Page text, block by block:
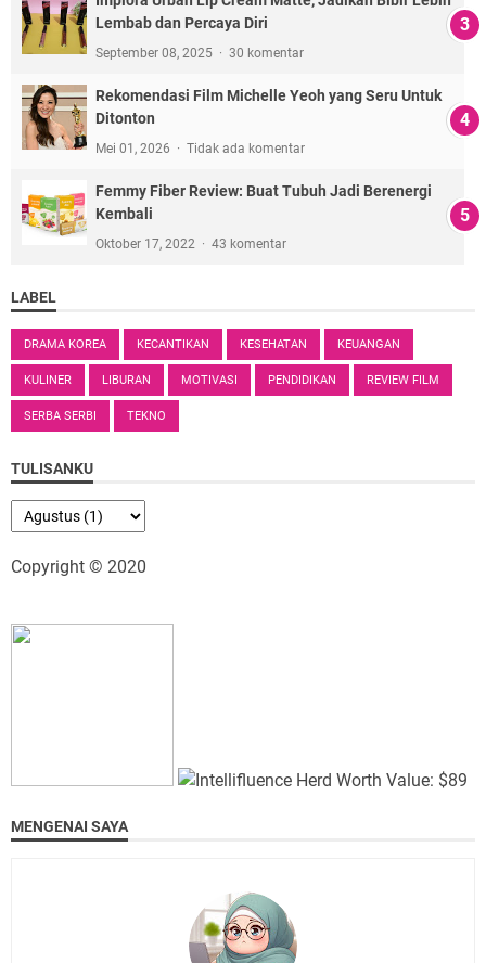
Lembab dan Percaya Diri
September 08, 2025 30 komentar
Rekomendasi Film Michelle Yeoh yang Seru Untuk
Ditonton
Mei 01, 2026 Tidak ada komentar
Femmy Fiber Review: Buat Tubuh Jadi Berenergi
Kembali
Oktober 17, 2022 43 komentar
LABEL
DRAMA KOREA KECANTIKAN KESEHATAN KEUANGAN
KULINER LIBURAN MOTIVASI PENDIDIKAN REVIEW FILM
SERBA SERBI TEKNO
TULISANKU
Copyright © 2020
MENGENAI SAYA